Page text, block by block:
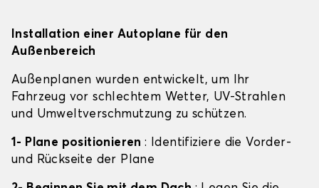
Installation einer Autoplane für den
Außenbereich
Außenplanen wurden entwickelt, um Ihr
Fahrzeug vor schlechtem Wetter, UV-Strahlen
und Umweltverschmutzung zu schützen.
1- Plane positionieren: Identifiziere die Vorder-
und Rückseite der Plane